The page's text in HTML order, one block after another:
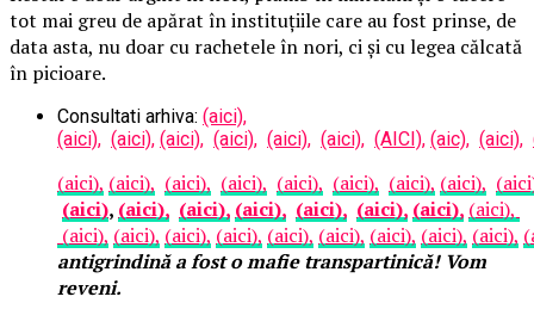
tot mai greu de apărat în instituțiile care au fost prinse, de
data asta, nu doar cu rachetele în nori, ci și cu legea călcată
în picioare.
Consultati arhiva: (aici),
(aici), (aici), (aici), (aici), (aici), (aici), (AICI), (aic), (aici),
(aici), (aici), (aici), (aici), (aici), (aici), (aici), (aici),
(aici), (aici), (aici), (aici), (aici), (aici), (aici), (aici),
(aici), (aici), (aici), (aici), (aici), (aici), (aici), (aici), (aici),
antigrindină a fost o mafie transpartinică! Vom
reveni.